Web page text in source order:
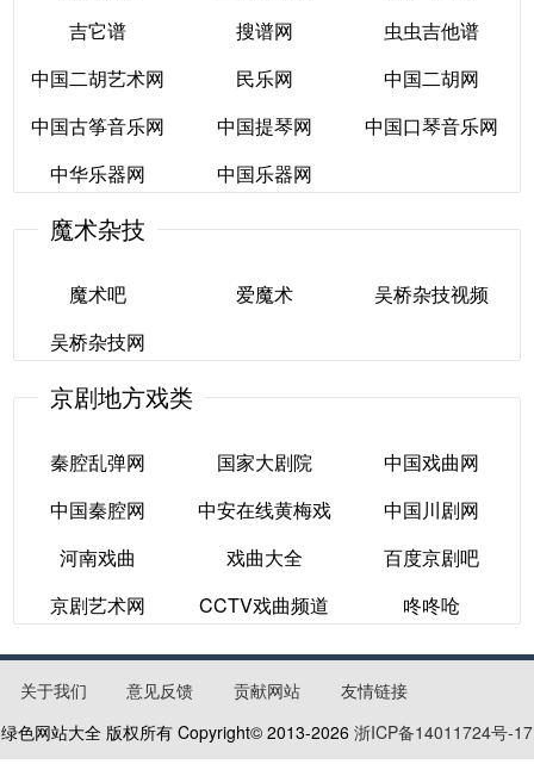
吉他中国
星夜钢琴网
流行钢琴网
吉它谱
吉它谱
搜谱网
搜谱网
虫虫吉他谱
虫虫吉他谱
中国二胡艺术网
中国二胡艺术网
民乐网
民乐网
中国二胡网
中国二胡网
中国古筝音乐网
中国古筝音乐网
中国提琴网
中国提琴网
中国口琴音乐网
中华乐器网
中华乐器网
中国乐器网
中国乐器网
魔术杂技
魔术吧
魔术吧
爱魔术
吴桥杂技视频
吴桥杂技网
吴桥杂技网
京剧地方戏类
秦腔乱弹网
秦腔乱弹网
国家大剧院
国家大剧院
中国戏曲网
中国戏曲网
中国秦腔网
中国秦腔网
中安在线黄梅戏
中安在线黄梅戏
中国川剧网
中国川剧网
河南戏曲
河南戏曲
戏曲大全
戏曲大全
百度京剧吧
百度京剧吧
京剧艺术网
京剧艺术网
CCTV戏曲频道
CCTV戏曲频道
咚咚呛
咚咚呛
关于我们 意见反馈 贡献网站
友情链接
绿色网站大全 版权所有 Copyright© 2013-2026 浙ICP备14011724号-17